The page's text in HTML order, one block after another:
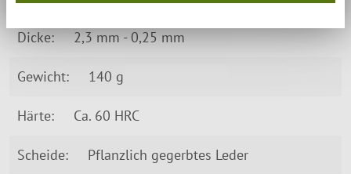
Dicke: 2,3 mm - 0,25 mm
Gewicht: 140 g
Härte: Ca. 60 HRC
Scheide: Pflanzlich gegerbtes Leder